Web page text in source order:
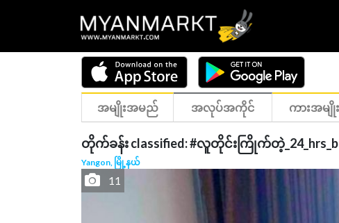
အမျိုးအမည် အလုပ်အကိုင် ကားအမ
တိုက်ခန်း classified: #လူတိုင်းကြိုက်တဲ့
Yangon, မြို့နယ်
11